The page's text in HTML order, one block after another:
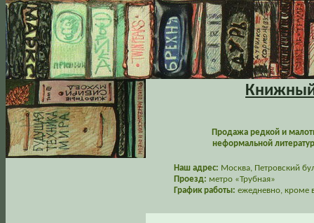
Книжный
Продажа редкой и
неформальной
Наш адрес: Москва, Петровский
Проезд: метро «Трубная»
График работы: ежедневно, кроме